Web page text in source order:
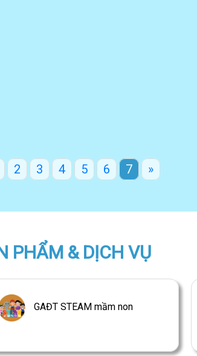
2 3 4 5 6 7 »
PHẨM & DỊCH VỤ
GAĐT STEAM mầm non